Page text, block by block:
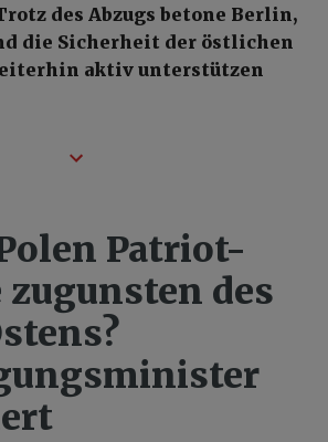
des Abzugs betone Berlin,
die Sicherheit der östlichen
aktiv unterstützen
Patriot-
zugunsten des